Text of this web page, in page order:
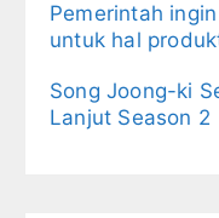
Pemerintah
untuk hal
Song Joong-ki
Lanjut Season 2